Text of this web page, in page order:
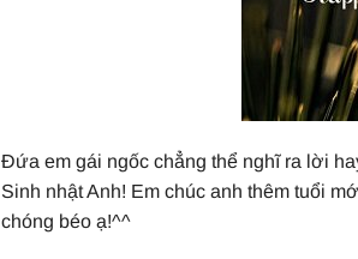
Đứa em gái ngốc chẳng thể nghĩ ra lời
Sinh nhật Anh! Em chúc anh thêm tuổi
chóng béo ạ!^^